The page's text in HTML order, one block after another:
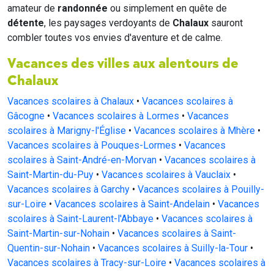
amateur de randonnée ou simplement en quête de
détente, les paysages verdoyants de Chalaux sauront
combler toutes vos envies d'aventure et de calme.
Vacances des villes aux alentours de
Chalaux
Vacances scolaires à Chalaux • Vacances scolaires à
Gâcogne • Vacances scolaires à Lormes • Vacances
scolaires à Marigny-l'Église • Vacances scolaires à Mhère •
Vacances scolaires à Pouques-Lormes • Vacances
scolaires à Saint-André-en-Morvan • Vacances scolaires à
Saint-Martin-du-Puy • Vacances scolaires à Vauclaix •
Vacances scolaires à Garchy • Vacances scolaires à Pouilly-
sur-Loire • Vacances scolaires à Saint-Andelain • Vacances
scolaires à Saint-Laurent-l'Abbaye • Vacances scolaires à
Saint-Martin-sur-Nohain • Vacances scolaires à Saint-
Quentin-sur-Nohain • Vacances scolaires à Suilly-la-Tour •
Vacances scolaires à Tracy-sur-Loire • Vacances scolaires à